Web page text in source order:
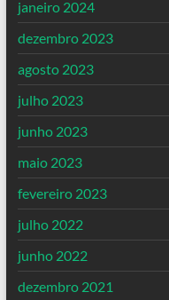
janeiro 2024
dezembro 2023
agosto 2023
julho 2023
junho 2023
maio 2023
fevereiro 2023
julho 2022
junho 2022
dezembro 2021